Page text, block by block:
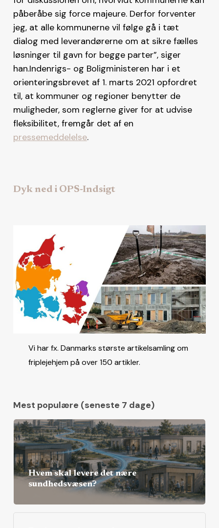
påberåbe sig force majeure. Derfor forventer
jeg, at alle kommunerne vil følge gå i tæt
dialog med leverandørerne om at sikre fælles
løsninger til gavn for begge parter”, siger
han.Indenrigs- og Boligministeren har i et
orienteringsbrevet af 1. marts 2021 opfordret
til, at kommuner og regioner benytter de
muligheder, som reglerne giver for at udvise
fleksibilitet, fremgår det af en
pressemeddelelse.
Dyk ned i OPS-Indsigt
Vi har fx. Danmarks største artikelsamling om
friplejehjem på over 150 artikler.
Mest populære (seneste 7 dage)
Hvem skal levere det nære
sundhedsvæsen?